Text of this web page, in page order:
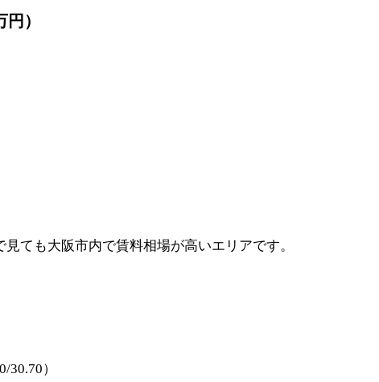
）
ても大阪市内で賃料相場が高いエリアです。
30.70）